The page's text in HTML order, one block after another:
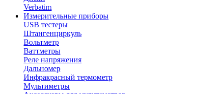
Verbatim
Измерительные приборы
USB тестеры
Штангенциркуль
Вольтметр
Ваттметры
Реле напряжения
Дальномер
Инфракрасный термометр
Мультиметры